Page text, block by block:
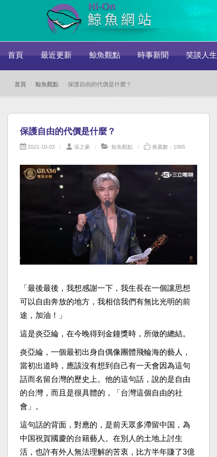
首頁 最近更新 鯨魚觀點 時事新聞 笑談人生
首頁 鯨魚觀點 保護自由的代價是什麼？
保護自由的代價是什麼？
2021-10-03 張之豪 鯨魚觀點 推薦數：1965
「最後最後，我想感謝一下，我生長在一個讓思想
可以自由奔放的地方，我相信我們有無比光明的前
途，加油！」
這是炎亞綸，在今晚得到金鐘獎時，所做的總結。
炎亞綸，一個最初出身自偶像團體飛輪海的藝人，
當初出道時，應該沒有想到自己有一天會因為這句
話而名留台灣的歷史上。他的這句話，說的是自由
的台灣，而且是很具體的，「台灣這個自由的社
會」。
這句話的背面，對應的，是前天眾多滯留中国，為
中国祝賀國慶的台籍藝人。在別人的土地上討生
活，也許有外人無法理解的苦衷，比方半年賺了3億